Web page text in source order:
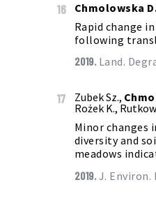
16 Chmolowska
Rapid change
following
2019. Land.
17 Zubek Sz.,
Rożek K.,
Minor
diversity and
meadows
2019. J. Environ.